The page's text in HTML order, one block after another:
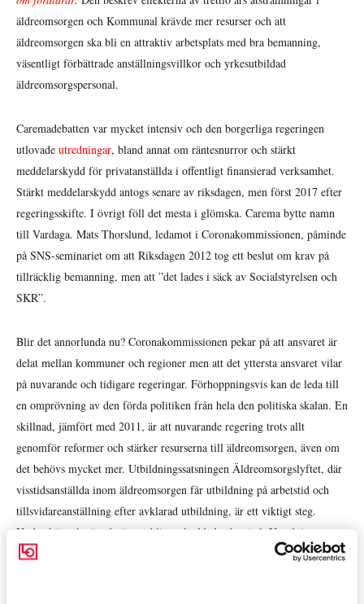
äldreomsorgen och Kommunal krävde mer resurser och att
äldreomsorgen ska bli en attraktiv arbetsplats med bra bemanning,
väsentligt förbättrade anställningsvillkor och yrkesutbildad
äldreomsorgspersonal.
Caremadebatten var mycket intensiv och den borgerliga regeringen
utlovade utredningar, bland annat om räntesnurror och stärkt
meddelarskydd för privatanställda i offentligt finansierad verksamhet.
Stärkt meddelarskydd antogs senare av riksdagen, men först 2017 efter
regeringsskifte. I övrigt föll det mesta i glömska. Carema bytte namn
till Vardaga. Mats Thorslund, ledamot i Coronakommissionen, påminde
på SNS-seminariet om att Riksdagen 2012 tog ett beslut om krav på
tillräcklig bemanning, men att ”det lades i säck av Socialstyrelsen och
SKR”.
Blir det annorlunda nu? Coronakommissionen pekar på att ansvaret är
delat mellan kommuner och regioner men att det yttersta ansvaret vilar
på nuvarande och tidigare regeringar. Förhoppningsvis kan de leda till
en omprövning av den förda politiken från hela den politiska skalan. En
skillnad, jämfört med 2011, är att nuvarande regering trots allt
genomför reformer och stärker resurserna till äldreomsorgen, även om
det behövs mycket mer. Utbildningssatsningen Äldreomsorgslyftet, där
visstidsanställda inom äldreomsorgen får utbildning på arbetstid och
tillsvidareanställning efter avklarad utbildning, är ett viktigt steg.
Undersköterska är på väg att bli en skyddad yrkestitel. Utredningen om
fast omsorgskontakt i hemtjänsten har lämnat sitt förslag som nu går på